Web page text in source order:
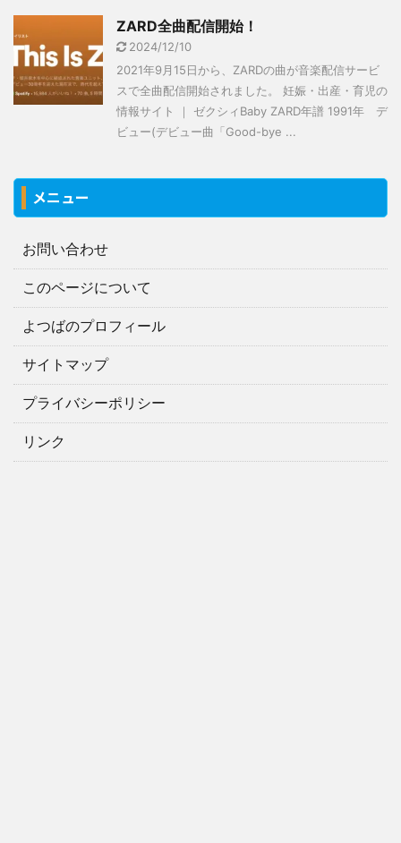
ZARD全曲配信開始！
2024/12/10
2021年9月15日から、ZARDの曲が音楽配信サービ
スで全曲配信開始されました。 妊娠・出産・育児の
情報サイト ｜ ゼクシィBaby ZARD年譜 1991年 デ
ビュー(デビュー曲「Good-bye ...
メニュー
お問い合わせ
このページについて
よつばのプロフィール
サイトマップ
プライバシーポリシー
リンク